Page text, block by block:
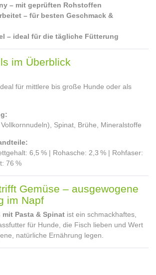
– mit geprüften Rohstoffen
– für besten Geschmack &
– ideal für die tägliche Fütterung
im Überblick
für mittlere bis große Hunde oder als
Spinat, Brühe, Mineralstoffe
6,5 % | Rohasche: 2,3 % | Rohfaser:
76 %
Gemüse – ausgewogene
im Napf
mit Pasta & Spinat ist ein schmackhaftes,
für Hunde, die Fisch lieben und Wert
natürliche Ernährung legen.